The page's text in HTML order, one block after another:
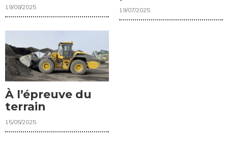
19/08/2025 19/07/2025
À l’épreuve du
terrain
15/05/2025